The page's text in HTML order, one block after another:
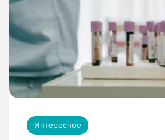
Интересное